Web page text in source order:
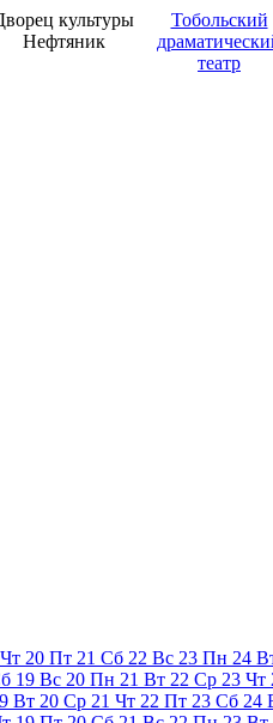
культуры
Нефтяник
Тобольский
театр
Чт 20 Пт 21 Сб 22 Вс 23 Пн 24
19 Вс 20 Пн 21 Вт 22 Ср 23 Чт
Вт 20 Ср 21 Чт 22 Пт 23 Сб 24